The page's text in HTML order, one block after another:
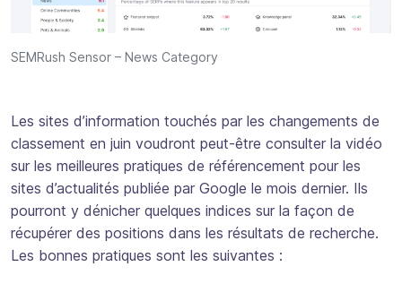
SEMRush Sensor – News Category
Les sites d’information touchés par les changements de
classement en juin voudront peut-être consulter la vidéo
sur les meilleures pratiques de référencement pour les
sites d’actualités publiée par Google le mois dernier. Ils
pourront y dénicher quelques indices sur la façon de
récupérer des positions dans les résultats de recherche.
Les bonnes pratiques sont les suivantes :